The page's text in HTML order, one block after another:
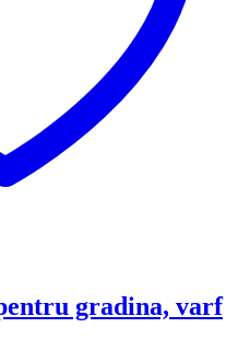
gradina, varf